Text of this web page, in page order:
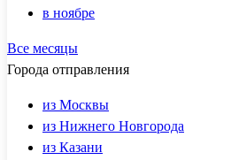
в ноябре
Все месяцы
Города отправления
из Москвы
из Нижнего Новгорода
из Казани